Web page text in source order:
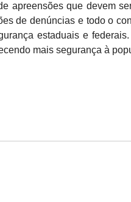
apreensões que devem
de denúncias e todo o
estaduais e
mais segurança à